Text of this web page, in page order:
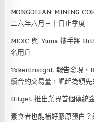
MONGOLIAN MINING
二六年六月三十日止季度
MEXC 與 Yuma 攜手將
名用戶
TokenInsight 報告發現，
續合約交易量，崛起為領
Bitget 推出業界首個傳統
素食者也能補好膠原蛋白